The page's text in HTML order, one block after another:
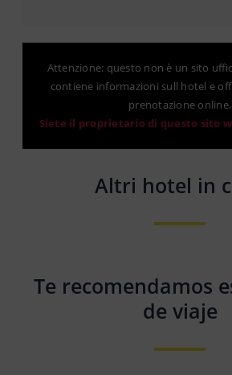
Attenzione: questo non è un sito
contiene informazioni sull hotel e
prenotazione online.
Siete il proprietario di questo sito
Altri hotel in
Te recomendamos
de viaje